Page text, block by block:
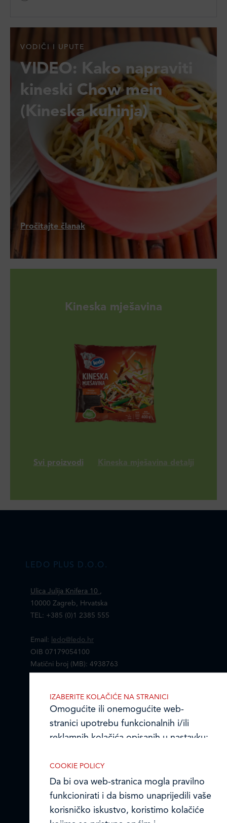
VODIČI I UPUTE
VIDEO: Kako napraviti
kineski Chow mein
(Kineska kuhinja)
Pročitajte članak
Kineska mješavina
Svi proizvodi Kineska mješavina detalji
LEDO PLUS D.O.O.
Ulica Julija Knifera 10 ,
10000 Zagreb, Hrvatska
TEL: +385 (0)1 2385 555
Email:
ledo@ledo.hr
OIB 07179054100
Matični broj (MB): 4938763
Prodajni centri
Ledo u inozemstvu
Online formular
Obavijest o Privatnosti i Kolačići
Privacy notice and Cookies
COOKIE POLICY
Da bi ova web-stranica mogla pravilno
funkcionirati i da bismo unaprijedili vaše
korisničko iskustvo, koristimo kolačiće
IZABERITE KOLAČIĆE NA STRANICI
Omogućite ili onemogućite web-
stranici upotrebu funkcionalnih i/ili
reklamnih kolačića opisanih u nastavku:
Nužni (tehnički) kolačići